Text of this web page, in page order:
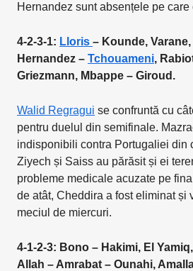
Hernandez sunt absențele pe
4-2-3-1: Lloris – Kounde,
Hernandez – Tchouameni,
Griezmann, Mbappe – Giroud.
Walid Regragui se confruntă cu
pentru duelul din semifinale.
indisponibili contra Portugaliei din
Ziyech și Saiss au părăsit și ei
probleme medicale acuzate pe
de atât, Cheddira a fost eliminat și
meciul de miercuri.
4-1-2-3: Bono – Hakimi, El
Allah – Amrabat – Ounahi,